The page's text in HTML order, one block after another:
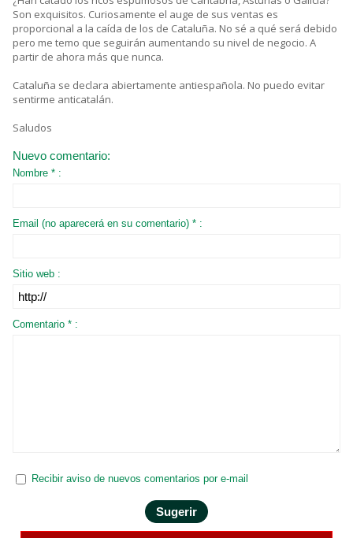
Son exquisitos. Curiosamente el auge de sus ventas es
proporcional a la caída de los de Cataluña. No sé a qué será debido
pero me temo que seguirán aumentando su nivel de negocio. A
partir de ahora más que nunca.
Cataluña se declara abiertamente antiespañola. No puedo evitar
sentirme anticatalán.
Saludos
Nuevo comentario:
Nombre * :
Email (no aparecerá en su comentario) * :
Sitio web :
Comentario * :
Recibir aviso de nuevos comentarios por e-mail